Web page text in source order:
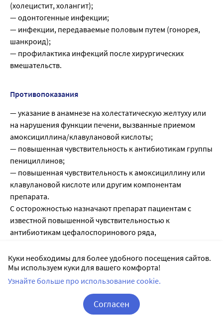
(холецистит, холангит);
— одонтогенные инфекции;
— инфекции, передаваемые половым путем (гонорея,
шанкроид);
— профилактика инфекций после хирургических
вмешательств.
Противопоказания
— указание в анамнезе на холестатическую желтуху или
на нарушения функции печени, вызванные приемом
амоксициллина/клавулановой кислоты;
— повышенная чувствительность к антибиотикам группы
пенициллинов;
— повышенная чувствительность к амоксициллину или
клавулановой кислоте или другим компонентам
препарата.
С осторожностью назначают препарат пациентам с
известной повышенной чувствительностью к
антибиотикам цефалоспоринового ряда,
печеночной недостаточности, тяжелых нарушениях
функции почек.
боль в животе, диарея, рвота; возможно также
Куки необходимы для более удобного посещения сайтов.
Мы используем куки для вашего комфорта!
Узнайте больше про использование cookie.
Согласен